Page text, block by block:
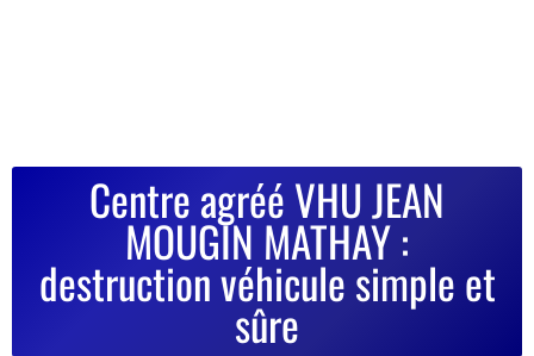
Centre agréé VHU JEAN
MOUGIN MATHAY :
destruction véhicule simple et
sûre